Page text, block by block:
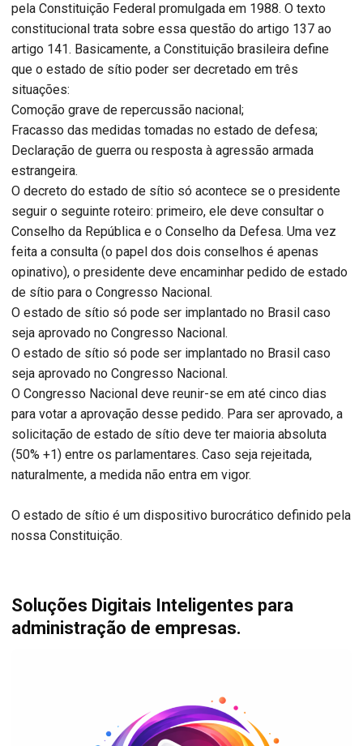
pela Constituição Federal promulgada em 1988. O texto
constitucional trata sobre essa questão do artigo 137 ao
artigo 141. Basicamente, a Constituição brasileira define
que o estado de sítio poder ser decretado em três
situações:
Comoção grave de repercussão nacional;
Fracasso das medidas tomadas no estado de defesa;
Declaração de guerra ou resposta à agressão armada
estrangeira.
O decreto do estado de sítio só acontece se o presidente
seguir o seguinte roteiro: primeiro, ele deve consultar o
Conselho da República e o Conselho da Defesa. Uma vez
feita a consulta (o papel dos dois conselhos é apenas
opinativo), o presidente deve encaminhar pedido de estado
de sítio para o Congresso Nacional.
O estado de sítio só pode ser implantado no Brasil caso
seja aprovado no Congresso Nacional.
O estado de sítio só pode ser implantado no Brasil caso
seja aprovado no Congresso Nacional.
O Congresso Nacional deve reunir-se em até cinco dias
para votar a aprovação desse pedido. Para ser aprovado, a
solicitação de estado de sítio deve ter maioria absoluta
(50% +1) entre os parlamentares. Caso seja rejeitada,
naturalmente, a medida não entra em vigor.
O estado de sítio é um dispositivo burocrático definido pela
nossa Constituição.
Soluções Digitais Inteligentes para
administração de empresas.